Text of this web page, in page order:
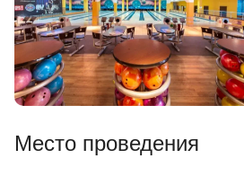
Место проведения